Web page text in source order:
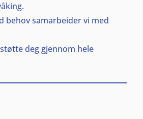
behov samarbeider vi med
deg gjennom hele